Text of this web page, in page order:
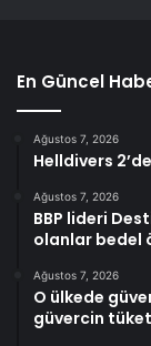
En Güncel
Ağustos 7, 2026
Helldivers
Ağustos 7, 2026
BBP lideri
olanlar bedel
Ağustos 7, 2026
O ülkede
güvercin